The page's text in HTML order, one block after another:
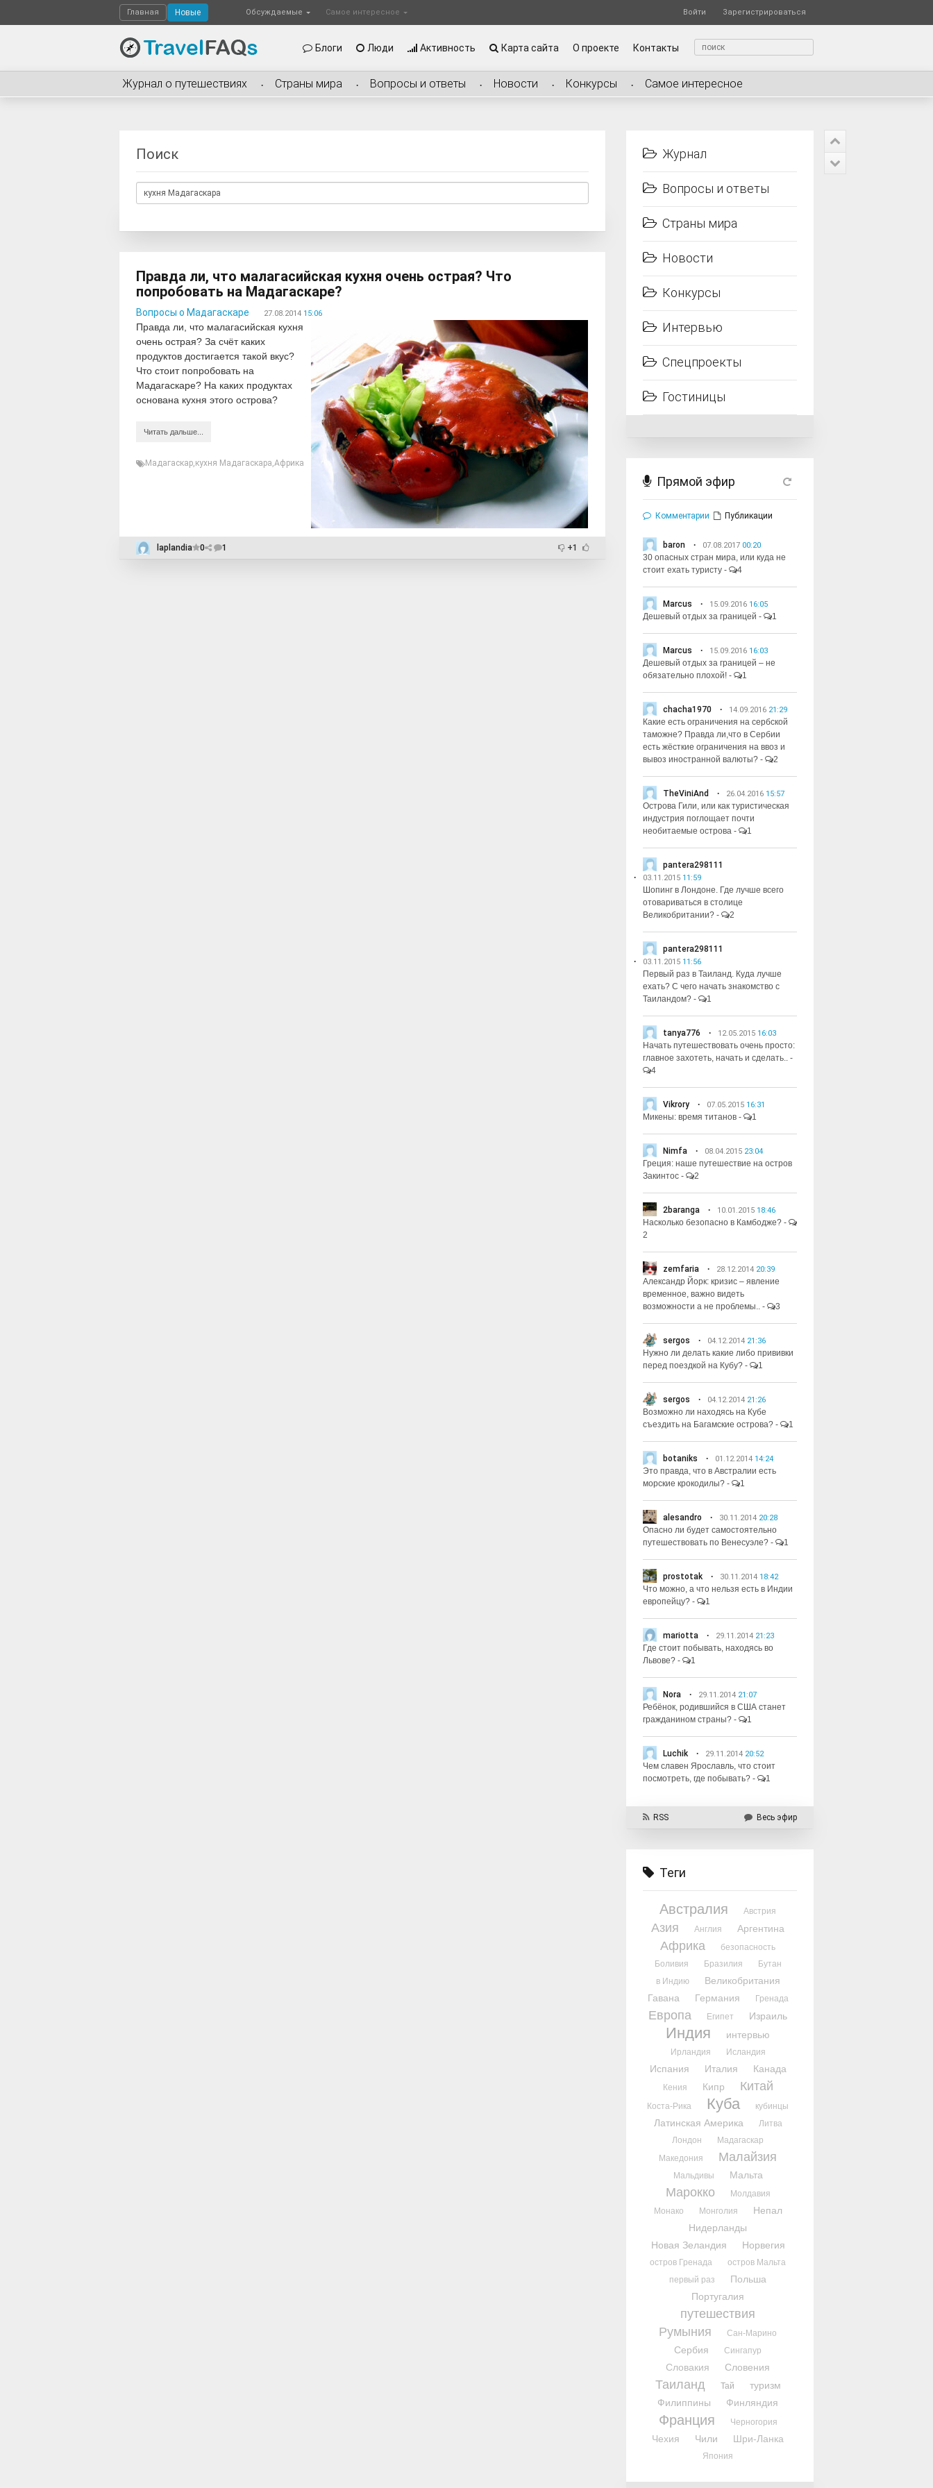
Главная Новые Обсуждаемые Самое интересное Зарегистрироваться
Войти
Блоги Люди Активность Карта сайта О проекте Контакты
Журнал о путешествиях Страны мира Вопросы и ответы Новости Конкурсы Самое интересное
Поиск
Правда ли, что малагасийская кухня очень острая? Что
попробовать на Мадагаскаре?
Вопросы о Мадагаскаре 27.08.2014 15:06
Правда ли, что малагасийская кухня
очень острая? За счёт каких
продуктов достигается такой вкус?
Что стоит попробовать на
Мадагаскаре? На каких продуктах
основана кухня этого острова?
Читать дальше...
Мадагаскар,кухня Мадагаскара,Африка
laplandia 0 1 +1
Журнал
Вопросы и ответы
Страны мира
Новости
Конкурсы
Интервью
Спецпроекты
Гостиницы
Прямой эфир
Комментарии Публикации
baron 07.08.2017 00:20
30 опасных стран мира, или куда не
стоит ехать туристу - 4
Marcus 15.09.2016 16:05
Дешевый отдых за границей - 1
Marcus 15.09.2016 16:03
Дешевый отдых за границей – не
обязательно плохой! - 1
chacha1970 14.09.2016 21:29
Какие есть ограничения на сербской
таможне? Правда ли,что в Сербии
есть жёсткие ограничения на ввоз и
вывоз иностранной валюты? - 2
TheViniAnd 26.04.2016 15:57
Острова Гили, или как туристическая
индустрия поглощает почти
необитаемые острова - 1
pantera298111
03.11.2015 11:59
Шопинг в Лондоне. Где лучше всего
отовариваться в столице
Великобритании? - 2
pantera298111
03.11.2015 11:56
Первый раз в Таиланд. Куда лучше
ехать? С чего начать знакомство с
Таиландом? - 1
tanya776 12.05.2015 16:03
Начать путешествовать очень просто:
главное захотеть, начать и сделать.. -
4
Vikrory 07.05.2015 16:31
Микены: время титанов - 1
Nimfa 08.04.2015 23:04
Греция: наше путешествие на остров
Закинтос - 2
2baranga 10.01.2015 18:46
Насколько безопасно в Камбодже? -
2
zemfaria 28.12.2014 20:39
Александр Йорк: кризис – явление
временное, важно видеть
возможности а не проблемы.. - 3
sergos 04.12.2014 21:36
Нужно ли делать какие либо прививки
перед поездкой на Кубу? - 1
sergos 04.12.2014 21:26
Возможно ли находясь на Кубе
съездить на Багамские острова? - 1
botaniks 01.12.2014 14:24
Это правда, что в Австралии есть
морские крокодилы? - 1
alesandro 30.11.2014 20:28
Опасно ли будет самостоятельно
путешествовать по Венесуэле? - 1
prostotak 30.11.2014 18:42
Что можно, а что нельзя есть в Индии
европейцу? - 1
mariotta 29.11.2014 21:23
Где стоит побывать, находясь во
Львове? - 1
Nora 29.11.2014 21:07
Ребёнок, родившийся в США станет
гражданином страны? - 1
Luchik 29.11.2014 20:52
Чем славен Ярославль, что стоит
посмотреть, где побывать? - 1
RSS Весь эфир
Теги
Австралия Австрия
Азия Англия Аргентина
Африка
безопасность
Боливия
Бразилия
Бутан
в Индию
Великобритания
Гавана
Германия Гренада
Европа Египет Израиль
Индия интервью
Ирландия Исландия
Испания Италия Канада
Кения Кипр Китай
Коста-Рика Куба кубинцы
Латинская Америка
Литва
Лондон
Мадагаскар
Македония
Малайзия
Мальдивы Мальта
Марокко
Молдавия
Монако
Монголия
Непал
Нидерланды
Новая Зеландия
Норвегия
остров Гренада
остров Мальта
первый раз
Польша
Португалия
путешествия
Румыния
Сан-Марино
Сербия Сингапур
Словакия Словения
Таиланд Тай
туризм
Филиппины
Финляндия
Франция Черногория
Чехия Чили Шри-Ланка
Япония